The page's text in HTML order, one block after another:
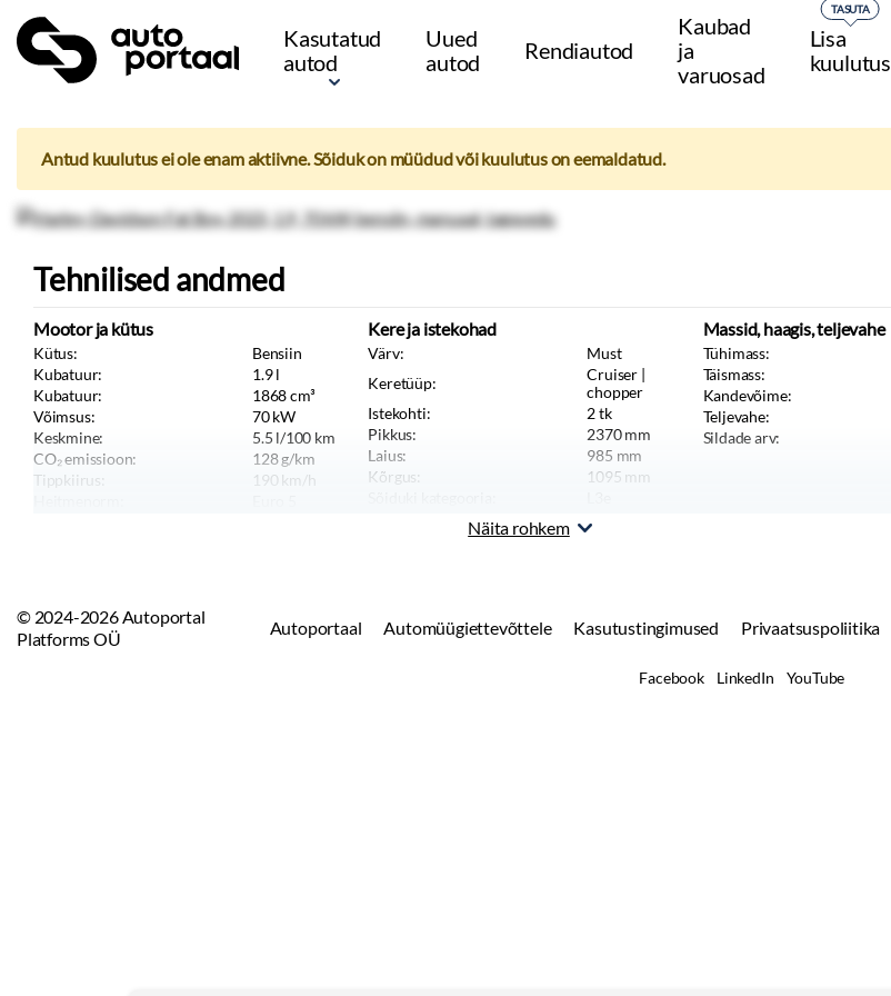
Kasutatud
autod
Uued
autod
Rendiautod
Kaubad
ja
varuosad
Lisa
kuulutus
TASUTA
Antud kuulutus ei ole enam aktiivne. Sõiduk on müüdud või kuulutus on eemaldatud.
Tehnilised andmed
Mootor ja kütus
Kütus:
Bensiin
Kubatuur:
1.9l
Kubatuur:
1868cm³
Võimsus:
70kW
Keskmine:
5.5 l/100 km
CO₂ emissioon:
128g/km
Tippkiirus:
190 km/h
Kere ja istekohad
Värv:
Must
Keretüüp:
Cruiser |
chopper
Istekohti:
2tk
Pikkus:
2370mm
Laius:
985 mm
Kõrgus:
1095 mm
Massid, haagis, teljevahe
Tühimass:
Täismass:
Kandevõime:
Teljevahe:
Sildade arv:
Näita rohkem
© 2024-2026 Autoportal
Platforms OÜ
Autoportaal Automüügiettevõttele Kasutustingimused Privaatsuspoliitika
Facebook LinkedIn YouTube